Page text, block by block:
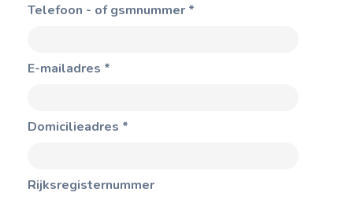
Telefoon - of gsmnummer *
E-mailadres *
Domicilieadres *
Rijksregisternummer